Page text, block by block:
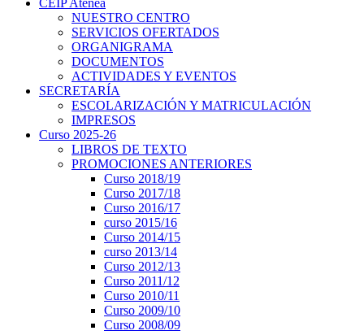
NUESTRO CENTRO
SERVICIOS OFERTADOS
ORGANIGRAMA
DOCUMENTOS
ACTIVIDADES Y EVENTOS
SECRETARÍA
ESCOLARIZACIÓN Y MATRICULACIÓN
IMPRESOS
Curso 2025-26
LIBROS DE TEXTO
PROMOCIONES ANTERIORES
Curso 2018/19
Curso 2017/18
Curso 2016/17
curso 2015/16
Curso 2014/15
curso 2013/14
Curso 2012/13
Curso 2011/12
Curso 2010/11
Curso 2009/10
Curso 2008/09